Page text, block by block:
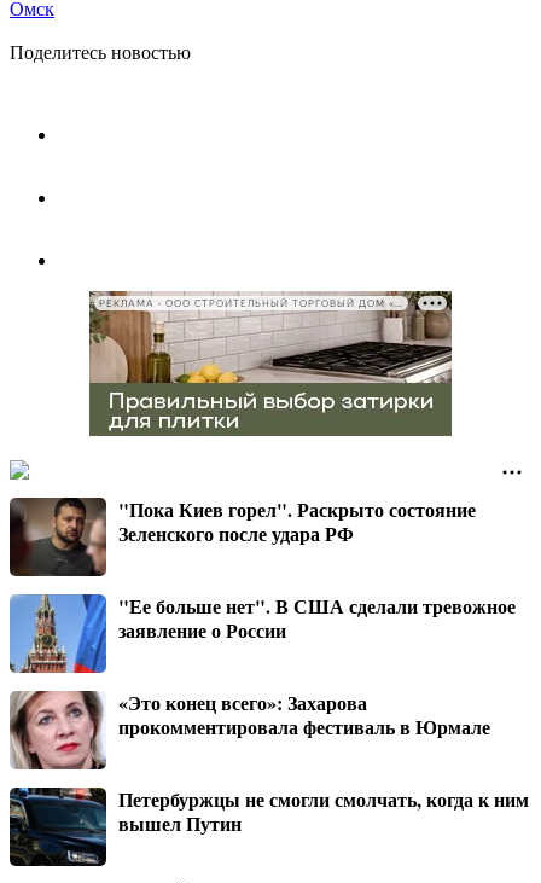
Омск
Поделитесь новостью
РЕКЛАМА • ООО СТРОИТЕЛЬНЫЙ ТОРГОВЫЙ ДОМ «ПЕТРОВИЧ», ИНН 7802348846
"Пока Киев горел". Раскрыто состояние
Зеленского после удара РФ
"Ее больше нет". В США сделали тревожное
заявление о России
«Это конец всего»: Захарова
прокомментировала фестиваль в Юрмале
Петербуржцы не смогли смолчать, когда к ним
вышел Путин